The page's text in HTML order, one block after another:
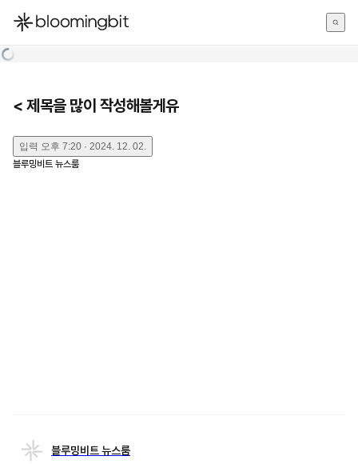
한국어
< 제목을 많이 작성해볼게유
입력 오후 7:20 · 2024. 12. 02.
블루밍비트 뉴스룸
블루밍비트 뉴스룸